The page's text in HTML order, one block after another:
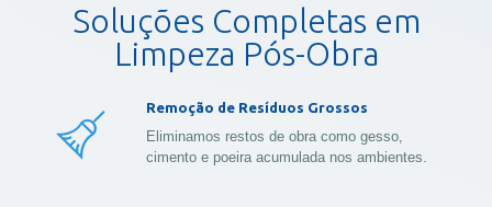
Soluções Completas em
Limpeza Pós-Obra
Remoção de Resíduos Grossos
Eliminamos restos de obra como gesso,
cimento e poeira acumulada nos ambientes.